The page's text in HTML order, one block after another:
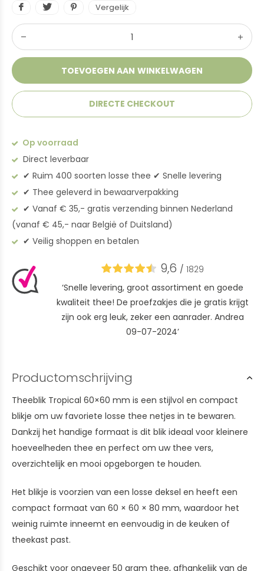
Vergelijk
TOEVOEGEN AAN WINKELWAGEN
DIRECTE CHECKOUT
Op voorraad
Direct leverbaar
✔︎ Ruim 400 soorten losse thee ✔︎ Snelle levering
✔︎ Thee geleverd in bewaarverpakking
✔︎ Vanaf € 35,- gratis verzending binnen Nederland
(vanaf € 45,- naar België of Duitsland)
✔︎ Veilig shoppen en betalen
9,6 / 1829
‘Snelle levering, groot assortiment en goede
kwaliteit thee! De proefzakjes die je gratis krijgt
zijn ook erg leuk, zeker een aanrader. Andrea
09-07-2024’
Productomschrijving
Theeblik Tropical 60×60 mm is een stijlvol en compact
blikje om uw favoriete losse thee netjes in te bewaren.
Dankzij het handige formaat is dit blik ideaal voor kleinere
hoeveelheden thee en perfect om uw thee vers,
overzichtelijk en mooi opgeborgen te houden.
Het blikje is voorzien van een losse deksel en heeft een
compact formaat van 60 × 60 × 80 mm, waardoor het
weinig ruimte inneemt en eenvoudig in de keuken of
theekast past.
Geschikt voor ongeveer 50 gram thee, afhankelijk van de